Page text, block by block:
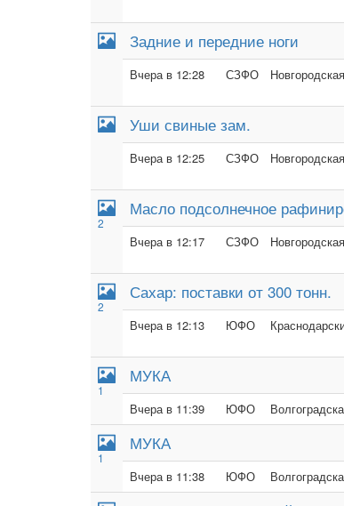
Задние и передние ноги
Вчера в 12:28 СЗФО
Уши свиные зам.
Вчера в 12:25 СЗФО
2
Масло подсолнечное
Вчера в 12:17 СЗФО
2
Сахар: поставки от 300 тонн.
Вчера в 12:13 ЮФО
1
МУКА
Вчера в 11:39 ЮФО
1
МУКА
Вчера в 11:38 ЮФО